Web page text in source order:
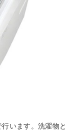
います。洗濯物と